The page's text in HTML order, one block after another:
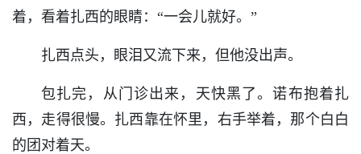
着，看着扎西的眼睛：“一会儿就好。”
扎西点头，眼泪又流下来，但他没出声。
包扎完，从门诊出来，天快黑了。诺布抱着扎
西，走得很慢。扎西靠在怀里，右手举着，那个白白
的团对着天。